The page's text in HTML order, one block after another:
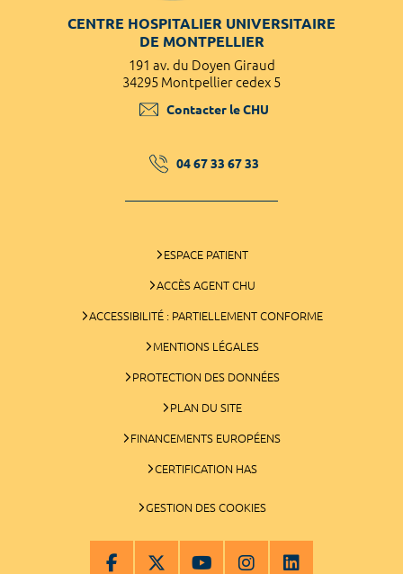
CENTRE HOSPITALIER UNIVERSITAIRE
DE MONTPELLIER
191 av. du Doyen Giraud
34295 Montpellier cedex 5
Contacter le CHU
04 67 33 67 33
ESPACE PATIENT
ACCÈS AGENT CHU
ACCESSIBILITÉ : PARTIELLEMENT CONFORME
MENTIONS LÉGALES
PROTECTION DES DONNÉES
PLAN DU SITE
FINANCEMENTS EUROPÉENS
CERTIFICATION HAS
GESTION DES COOKIES